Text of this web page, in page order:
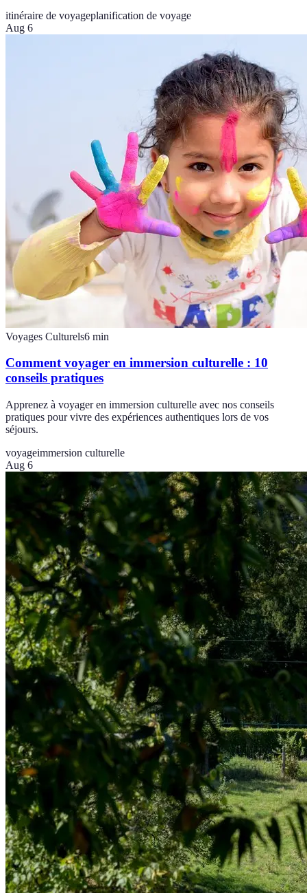
itinéraire de voyageplanification de voyage
Aug 6
Voyages Culturels6 min
Comment voyager en immersion culturelle : 10
conseils pratiques
Apprenez à voyager en immersion culturelle avec nos conseils
pratiques pour vivre des expériences authentiques lors de vos
séjours.
voyageimmersion culturelle
Aug 6